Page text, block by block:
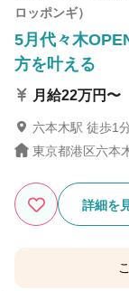
ロッポンギ）
5月代々木
方を叶える
月給22万円〜
六本木駅 徒歩1
東京都港区六本
詳細を